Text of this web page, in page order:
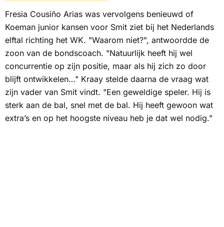
Fresia Cousiño Arias was vervolgens benieuwd of
Koeman junior kansen voor Smit ziet bij het Nederlands
elftal richting het WK. "Waarom niet?", antwoordde de
zoon van de bondscoach. "Natuurlijk heeft hij wel
concurrentie op zijn positie, maar als hij zich zo door
blijft ontwikkelen…" Kraay stelde daarna de vraag wat
zijn vader van Smit vindt. "Een geweldige speler. Hij is
sterk aan de bal, snel met de bal. Hij heeft gewoon wat
extra’s en op het hoogste niveau heb je dat wel nodig."